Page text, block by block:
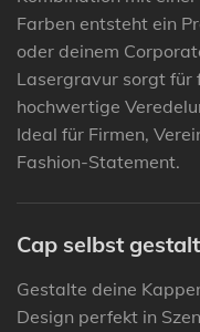
Farben entsteht ein
oder deinem
Lasergravur sorgt für
hochwertige
Ideal für Firmen,
Fashion-Statement.
Cap selbst
Gestalte deine
Design perfekt in